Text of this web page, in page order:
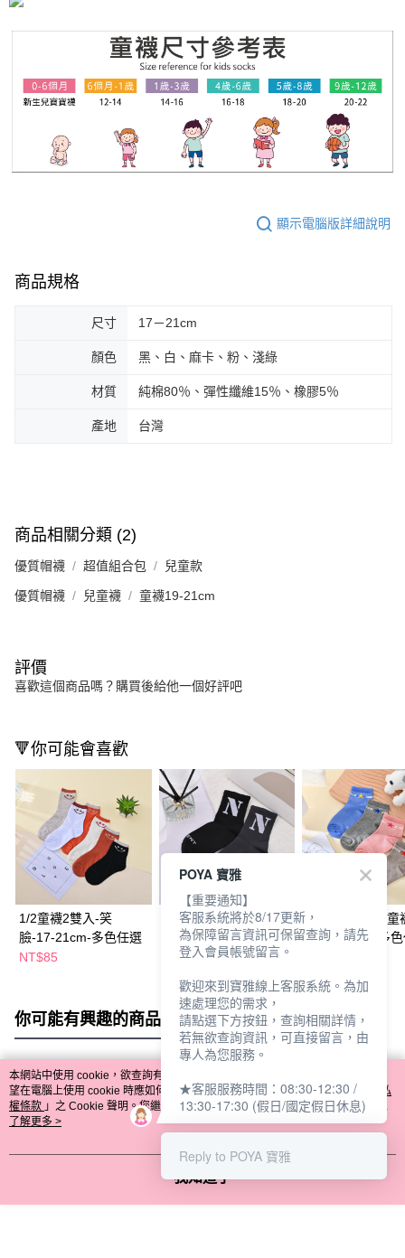
顯示電腦版詳細說明
商品規格
尺寸 17－21cm
顏色 黑、白、麻卡、粉、淺綠
材質 純棉80％、彈性纖維15％、橡膠5％
產地 台灣
商品相關分類 (2)
優質帽襪 超值組合包 兒童款
優質帽襪 兒童襪 童襪19-21cm
評價
喜歡這個商品嗎？購買後給他一個好評吧
🔻你可能會喜歡
1/2童襪2雙入-笑
臉-17-21cm-多色任選
NT$85
尼克消臭運動童襪-N-
19-22cm-多色任選
NT$59
BVD一顆星1/2童
入-13-16cm-多
你可能有興趣的商品 全站排行
熱門標籤
本網站中使用 cookie，欲查詢有關本網站使用 cookie 方式之詳情，及若您不希
望在電腦上使用 cookie 時應如何變更電腦的 cookie 設定，請參閱本網站「
隱私
權條款 」之 Cookie 聲明。您繼續使用本網站即表示您同意本公司得按本網站使
用條款之 Cookie 聲明使用 cookie。
了解更多 >
我知道了
POYA 寶雅
【重要通知】
客服系統將於8/17更新，
為保障留言資訊可保留查詢，請先
登入會員帳號留言。
歡迎來到寶雅線上客服系統。為加
速處理您的需求，
請點選下方按鈕，查詢相關詳情，
若無欲查詢資訊，可直接留言，由
專人為您服務。
★客服服務時間：08:30-12:30 /
13:30-17:30 (假日/國定假日休息)
Reply to POYA 寶雅